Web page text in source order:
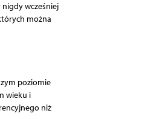
wcześniej
można
poziomie
wieku i
niż